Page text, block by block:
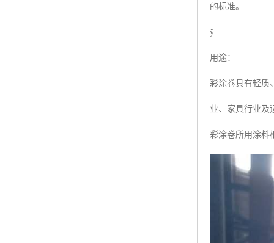
的标准。
ÿ
用途：
彩涂卷具有轻质
业、家具行业及
彩涂卷所用涂料